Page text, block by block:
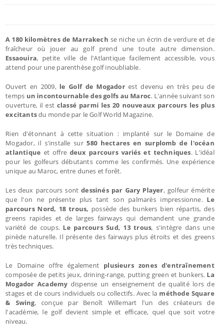
A 180 kilomètres de Marrakech se niche un écrin de verdure et de
fraîcheur où jouer au golf prend une toute autre dimension.
Essaouira, petite ville de l'Atlantique facilement accessible, vous
attend pour une parenthèse golf inoubliable.
Ouvert en 2009, le Golf de Mogadorest devenu en très peu de
temps un incontournable des golfs au Maroc. L'année suivant son
ouverture, il est classé parmi les 20 nouveaux parcours les plus
excitantsdu monde par le Golf World Magazine.
Rien d'étonnant à cette situation : implanté sur le Domaine de
Mogador, il s'installe sur580 hectares en surplomb de l'océan
atlantique et offre deux parcours variés et techniques. L'idéal
pour les golfeurs débutants comme les confirmés. Une expérience
unique au Maroc, entre dunes et forêt.
Les deux parcours sontdessinés par Gary Player, golfeur émérite
que l'on ne présente plus tant son palmarès impressionne. Le
parcours Nord, 18 trous, possède des bunkers bien répartis, des
greens rapides et de larges fairways qui demandent une grande
variété de coups. Le parcours Sud, 13 trous, s'intègre dans une
pinède naturelle. Il présente des fairways plus étroits et des greens
très techniques.
Le Domaine offre également plusieurs zones d'entraînement
composée de petits jeux, drining-range, putting green et bunkers. La
Mogador Academydispense un enseignement de qualité lors de
stages et de cours individuels ou collectifs. Avec la méthode Square
& Swing, conçue par Benoît Willemart l'un des créateurs de
l'académie, le golf devient simple et efficace, quel que soit votre
niveau.